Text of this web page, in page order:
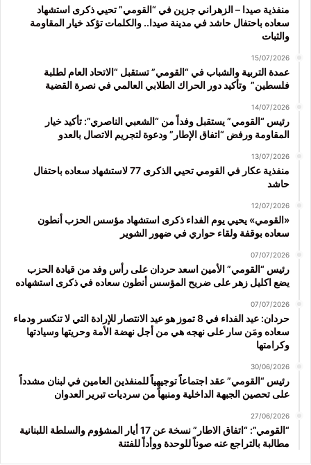
منفذية صيدا – الزهراني جزين في “القومي” تحيي ذكرى استشهاد
سعاده باحتفال حاشد في مدينة صيدا.. والكلمات تؤكد خيار المقاومة
والثبات
15/07/2026
عمدة التربية والشباب في “القومي” تستقبل “الاتحاد العام لطلبة
فلسطين” وتأكيد دور الحراك الطلابي العالمي في نصرة القضية
14/07/2026
رئيس “القومي” يستقبل وفداً من “الشعبي الناصري”: تأكيد خيار
المقاومة ورفض “اتفاق الإطار” ودعوة لتجريم الاتصال بالعدو
13/07/2026
منفذية عكار في القومي تحيي الذكرى 77 لاستشهاد سعاده باحتفال
حاشد
12/07/2026
«القومي» يحيي يوم الفداء ذكرى استشهاد مؤسس الحزب أنطون
سعاده بوقفة ولقاء حواري في ضهور الشوير
07/07/2026
رئيس “القومي” الأمين اسعد حردان على رأس وفد من قيادة الحزب
يضع اكليل زهر على ضريح المؤسس أنطون سعاده في ذكرى استشهاده
07/07/2026
حردان: عيد الفداء في 8 تموز هو عيد الانتصار للإرادة التي لا تنكسر ودماء
سعاده ومَن سار على نهجه هي من أجل نهضة الأمة وحريتها وسيادتها
وكرامتها
30/06/2026
رئيس “القومي” عقد اجتماعاً توجيهياً للمنفذين العامين في لبنان مشدداً
على تحصين الجبهة الداخلية ومنبهاً من سرديات تبرير العدوان
27/06/2026
“القومي”: “اتفاق الاطار” نسخة عن 17 أيار المشؤوم والسلطة اللبنانية
مطالبة بالتراجع عنه صوناً للوحدة ووأداً للفتنة